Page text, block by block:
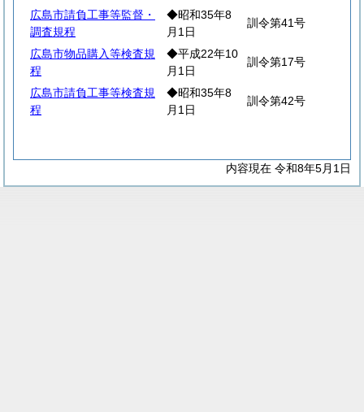
広島市請負工事等監督・
調査規程
◆昭和35年8
月1日
訓令第41号
広島市物品購入等検査規
程
◆平成22年10
月1日
訓令第17号
広島市請負工事等検査規
程
◆昭和35年8
月1日
訓令第42号
内容現在 令和8年5月1日